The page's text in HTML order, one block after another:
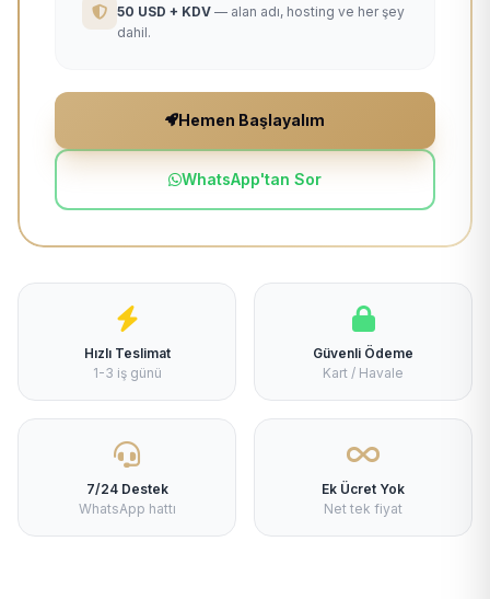
50 USD + KDV — alan adı, hosting ve her şey
dahil.
Hemen Başlayalım
WhatsApp'tan Sor
Hızlı Teslimat
1-3 iş günü
Güvenli Ödeme
Kart / Havale
7/24 Destek
WhatsApp hattı
Ek Ücret Yok
Net tek fiyat